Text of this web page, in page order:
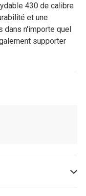
430 de calibre
et une
dans n'importe quel
supporter